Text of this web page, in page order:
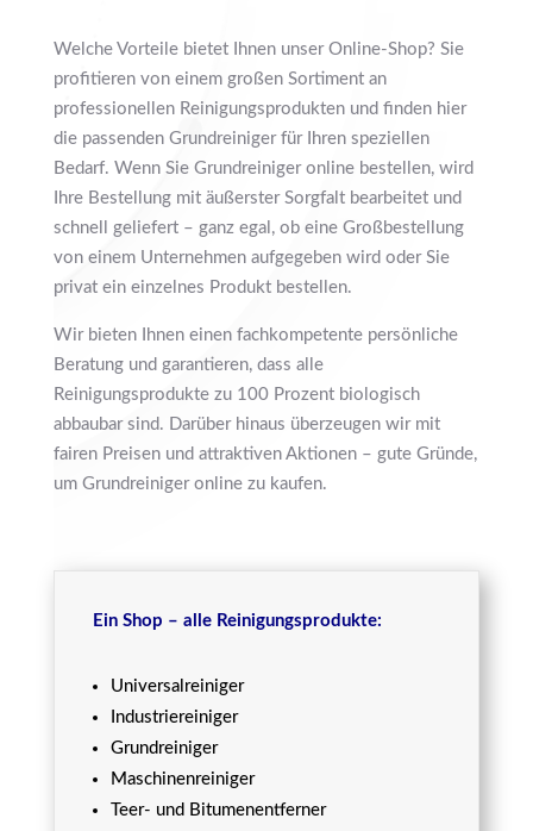
Welche Vorteile bietet Ihnen unser Online-Shop? Sie
profitieren von einem großen Sortiment an
professionellen Reinigungsprodukten und finden hier
die passenden Grundreiniger für Ihren speziellen
Bedarf. Wenn Sie Grundreiniger online bestellen, wird
Ihre Bestellung mit äußerster Sorgfalt bearbeitet und
schnell geliefert – ganz egal, ob eine Großbestellung
von einem Unternehmen aufgegeben wird oder Sie
privat ein einzelnes Produkt bestellen.
Wir bieten Ihnen einen fachkompetente persönliche
Beratung und garantieren, dass alle
Reinigungsprodukte zu 100 Prozent biologisch
abbaubar sind. Darüber hinaus überzeugen wir mit
fairen Preisen und attraktiven Aktionen – gute Gründe,
um Grundreiniger online zu kaufen.
Ein Shop – alle Reinigungsprodukte:
Universalreiniger
Industriereiniger
Grundreiniger
Maschinenreiniger
Teer- und Bitumenentferner